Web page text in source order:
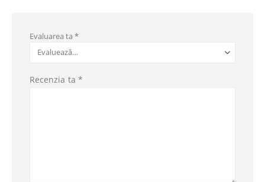
Evaluarea ta *
Recenzia ta *